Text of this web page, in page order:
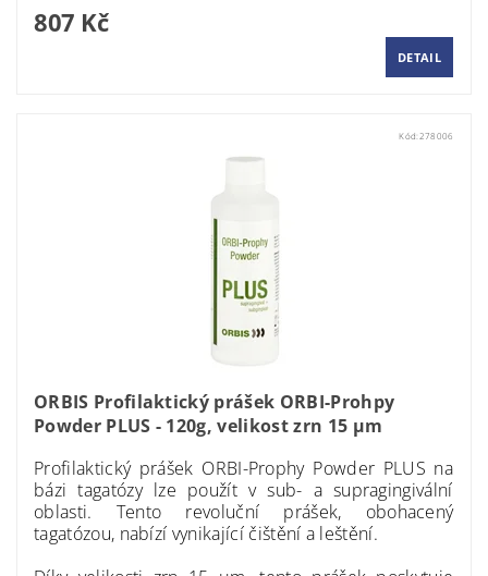
807 Kč
DETAIL
Kód: 278006
ORBIS Profilaktický prášek ORBI-Prohpy
Powder PLUS - 120g, velikost zrn 15 μm
Profilaktický prášek ORBI-Prophy Powder PLUS na
bázi tagatózy lze použít v sub- a supragingivální
oblasti. Tento revoluční prášek, obohacený
tagatózou, nabízí vynikající čištění a leštění.